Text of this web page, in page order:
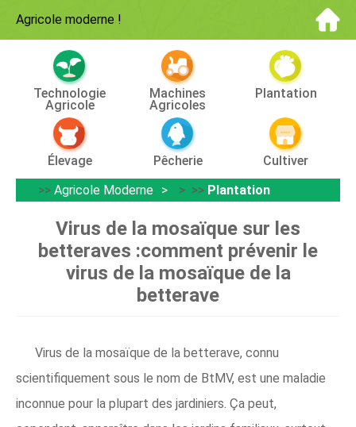
Agricole moderne !
Technologie
Agricole
Machines
Agricoles
Plantation
Élevage Pêcherie
Cultiver
>> Agricole Moderne > >> Plantation
Virus de la mosaïque sur les
betteraves :comment prévenir le
virus de la mosaïque de la
betterave
Virus de la mosaïque de la betterave, connu
scientifiquement sous le nom de BtMV, est une maladie
inconnue pour la plupart des jardiniers. Ça peut,